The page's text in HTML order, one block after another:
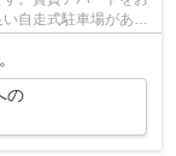
自走式駐車場があり
の